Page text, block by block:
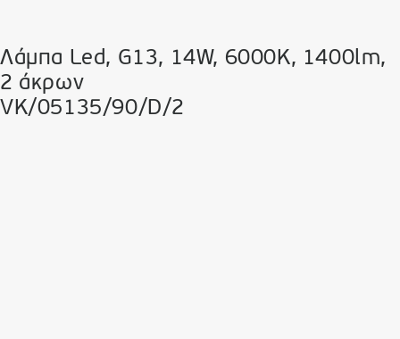
Λάμπα Led, G13, 14W, 6000K, 1400lm,
2 άκρων
VK/05135/90/D/2